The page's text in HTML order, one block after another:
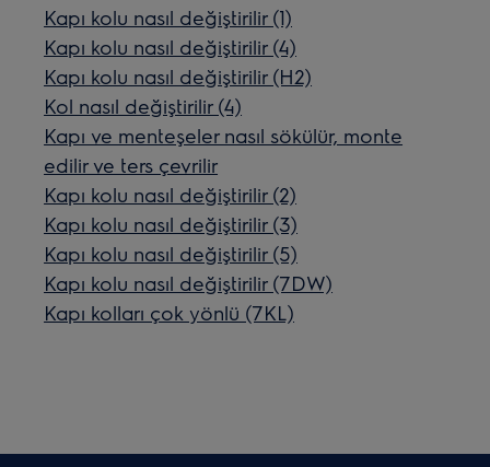
Kapı kolu nasıl değiştirilir (1)
Kapı kolu nasıl değiştirilir (4)
Kapı kolu nasıl değiştirilir (H2)
Kol nasıl değiştirilir (4)
Kapı ve menteşeler nasıl sökülür, monte
edilir ve ters çevrilir
Kapı kolu nasıl değiştirilir (2)
Kapı kolu nasıl değiştirilir (3)
Kapı kolu nasıl değiştirilir (5)
Kapı kolu nasıl değiştirilir (7DW)
Kapı kolları çok yönlü (7KL)